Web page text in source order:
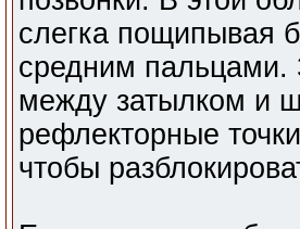
слегка пощипывая
средним пальцами.
между затылком и
рефлекторные
чтобы